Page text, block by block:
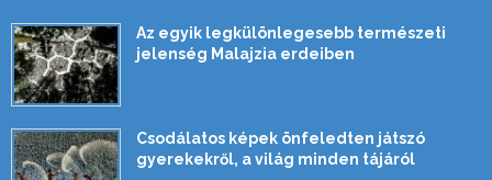
Az egyik legkülönlegesebb természeti
jelenség Malajzia erdeiben
Csodálatos képek önfeledten játszó
gyerekekről, a világ minden tájáról